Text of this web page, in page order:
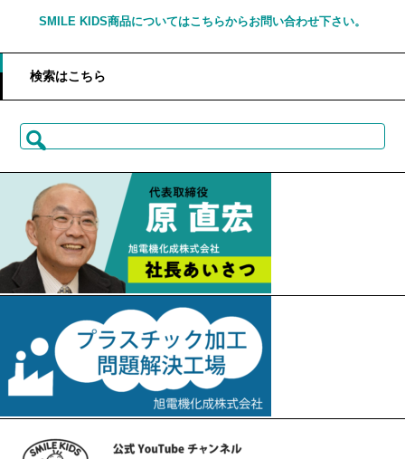
SMILE KIDS商品についてはこちらからお問い合わせ下さい。
検索はこちら
検
索: